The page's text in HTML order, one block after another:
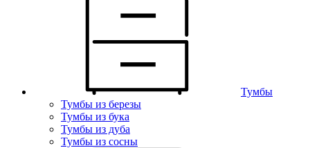
Тумбы
Тумбы из березы
Тумбы из бука
Тумбы из дуба
Тумбы из сосны